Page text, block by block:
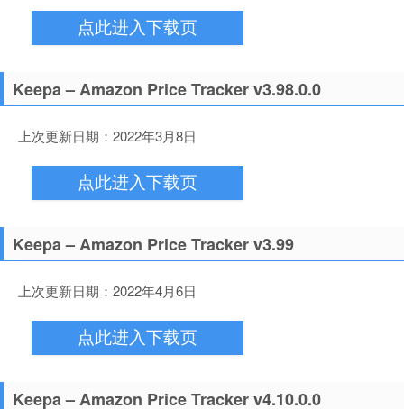
点此进入下载页
Keepa – Amazon Price Tracker v3.98.0.0
上次更新日期：2022年3月8日
点此进入下载页
Keepa – Amazon Price Tracker v3.99
上次更新日期：2022年4月6日
点此进入下载页
Keepa – Amazon Price Tracker v4.10.0.0